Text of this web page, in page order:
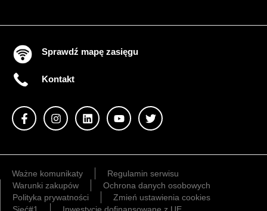
Sprawdź mapę zasięgu
Kontakt
Ważne komunikaty
Regulamin serwisu
Warunki zakupów
Ochrona danych osobowych
Polityka prywatności
Zmień ustawienia cookies
Sieć#1
Inwestycje dofinansowane z UE